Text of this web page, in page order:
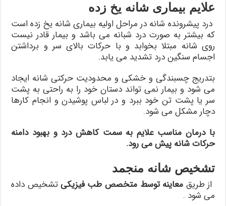
علایم بیماری شانه یخ زده
درد پیشرونده شانه در مراحل اولیه بیماری شانه یخ زده است
که بیشتر به صورت درد شبانه می باشد و بیمار قادر نیست
روی شانه مبتلا بخوابد و با حرکات بالای سر و برداشتن
اجسام سنگین درد تشدید می یابد.
بتدریج چسبندگی و خشکی و محدودیت حرکتی شانه ایجاد
می شود و بیمار نمی تواند دستان خود را به راحتی به پشت
سر یا پشت تن خود ببرد و در لباس پوشیدن و انجام کارها
دچار مشکل می شود.
با درمان مناسب علایم به سمت کاهش درد و بهبود دامنه
حرکات شانه پیش می رود.
تشخیص شانه منجمد
از طریق معاینه توسط متخصص طب فیزیکیتشخیص داده
می شود .